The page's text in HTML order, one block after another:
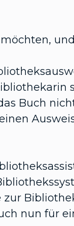
Buch
nun für